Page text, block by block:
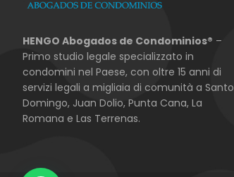
HENGO Abogados de Condominios® –
Primo studio legale specializzato in
condomini nel Paese, con oltre 15 anni di
servizi legali a migliaia di comunità a Santo
Domingo, Juan Dolio, Punta Cana, La
Romana e Las Terrenas.